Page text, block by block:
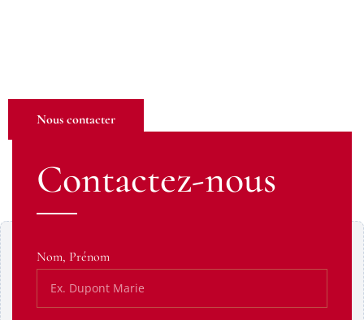
Nous contacter
Contenu Google Maps bloqué
déposer des cookies. Affichez-le pour continuer.
Contactez-nous
Nom, Prénom